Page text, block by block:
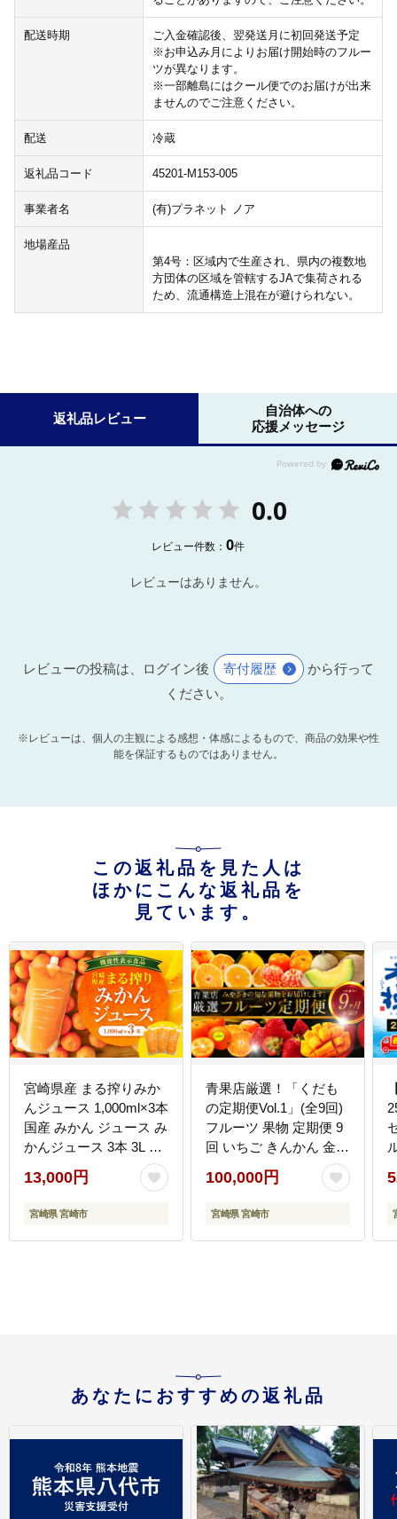
配送時期
ご入金確認後、翌発送月に初回発送予定
※お申込み月によりお届け開始時のフルー
ツが異なります。
※一部離島にはクール便でのお届けが出来
ませんのでご注意ください。
配送 冷蔵
返礼品コード 45201-M153-005
事業者名 (有)プラネット ノア
地場産品
第4号：区域内で生産され、県内の複数地
方団体の区域を管轄するJAで集荷される
ため、流通構造上混在が避けられない。
返礼品レビュー
自治体への
応援メッセージ
0.0
レビュー件数：0件
レビューはありません。
レビューの投稿は、ログイン後 寄付履歴
から行って
ください。
※レビューは、個人の主観による感想・体感によるもので、商品の効果や性
能を保証するものではありません。
この返礼品を見た人は
ほかにこんな返礼品を
見ています。
宮崎県産 まる搾りみか
んジュース 1,000ml×3本
国産 みかん ジュース み
かんジュース 3本 3L 3
リットル 温州みかん ま
る搾り ドリンク 柑橘 柑
橘類 フルーツジュース
示食品 お取り寄せ
13,000円
宮崎県 宮崎市
青果店厳選！「くだも
の定期便Vol.1」(全9回)
フルーツ 果物 定期便 9
回 いちご きんかん 金柑
たまたま 日向夏 マンゴ
ー メロン みかん 温州み
かん 不知火 柑橘 柑橘類
り寄せ ギフト
100,000円
宮崎県 宮崎市
あなたにおすすめの返礼品